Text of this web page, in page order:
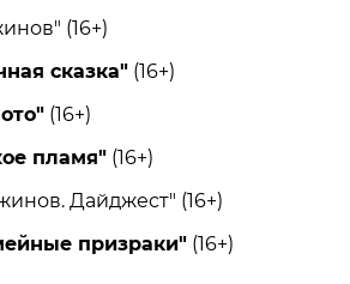
(16+)
сказка" (16+)
(16+)
пламя" (16+)
Дайджест" (16+)
призраки" (16+)